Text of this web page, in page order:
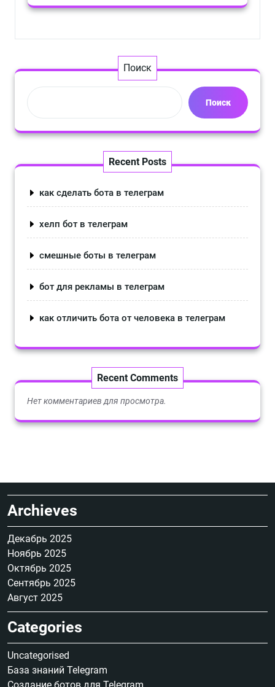
Поиск
Поиск
Recent Posts
как сделать бота в телеграм
хелп бот в телеграм
смешные боты в телеграм
бот для рекламы в телеграм
как отличить бота от человека в телеграм
Recent Comments
Нет комментариев для просмотра.
Archieves
Декабрь 2025
Ноябрь 2025
Октябрь 2025
Сентябрь 2025
Август 2025
Categories
Uncategorised
База знаний Telegram